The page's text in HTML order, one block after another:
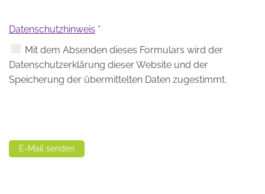
Datenschutzhinweis *
Datenschutzhinweis
Mit dem Absenden dieses Formulars wird der
Datenschutzerklärung dieser Website und der
Speicherung der übermittelten Daten zugestimmt.
E-Mail senden